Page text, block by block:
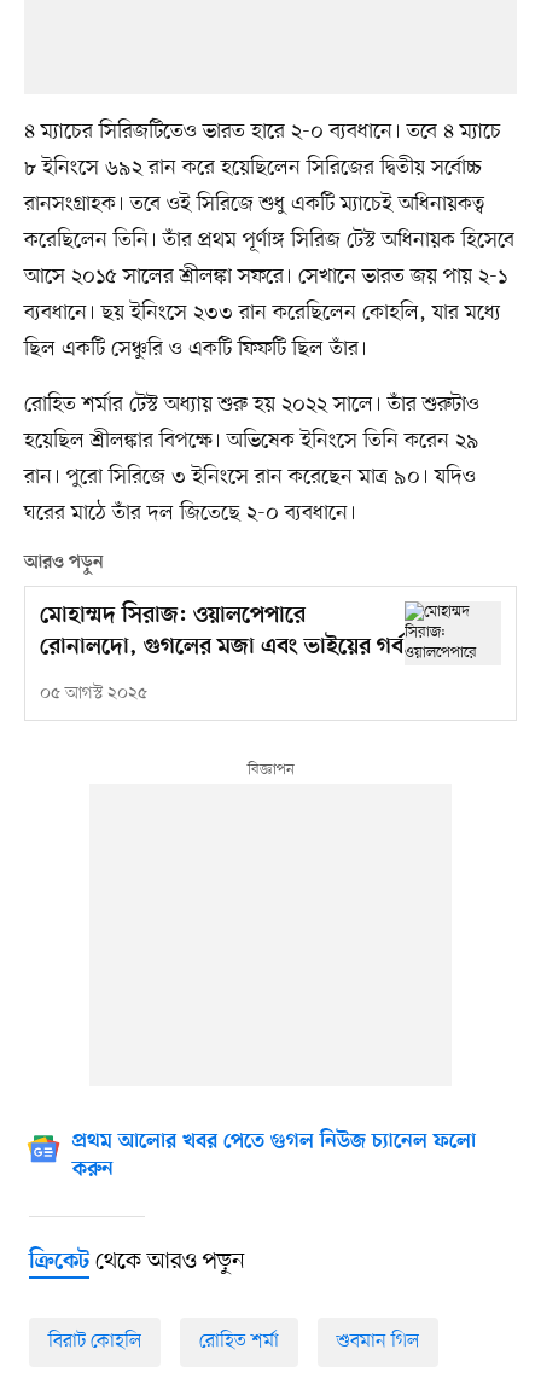
৪ ম্যাচের সিরিজটিতেও ভারত হারে ২-০ ব্যবধানে। তবে ৪ ম্যাচে
৮ ইনিংসে ৬৯২ রান করে হয়েছিলেন সিরিজের দ্বিতীয় সর্বোচ্চ
রানসংগ্রাহক। তবে ওই সিরিজে শুধু একটি ম্যাচেই অধিনায়কত্ব
করেছিলেন তিনি। তাঁর প্রথম পূর্ণাঙ্গ সিরিজ টেস্ট অধিনায়ক হিসেবে
আসে ২০১৫ সালের শ্রীলঙ্কা সফরে। সেখানে ভারত জয় পায় ২-১
ব্যবধানে। ছয় ইনিংসে ২৩৩ রান করেছিলেন কোহলি, যার মধ্যে
ছিল একটি সেঞ্চুরি ও একটি ফিফটি ছিল তাঁর।
রোহিত শর্মার টেস্ট অধ্যায় শুরু হয় ২০২২ সালে। তাঁর শুরুটাও
হয়েছিল শ্রীলঙ্কার বিপক্ষে। অভিষেক ইনিংসে তিনি করেন ২৯
রান। পুরো সিরিজে ৩ ইনিংসে রান করেছেন মাত্র ৯০। যদিও
ঘরের মাঠে তাঁর দল জিতেছে ২-০ ব্যবধানে।
আরও পড়ুন
মোহাম্মদ সিরাজ: ওয়ালপেপারে
রোনালদো, গুগলের মজা এবং ভাইয়ের গর্ব
০৫ আগস্ট ২০২৫
প্রথম আলোর খবর পেতে গুগল নিউজ চ্যানেল ফলো
করুন
ক্রিকেটথেকে আরও পড়ুন
বিরাট কোহলি রোহিত শর্মা শুবমান গিল